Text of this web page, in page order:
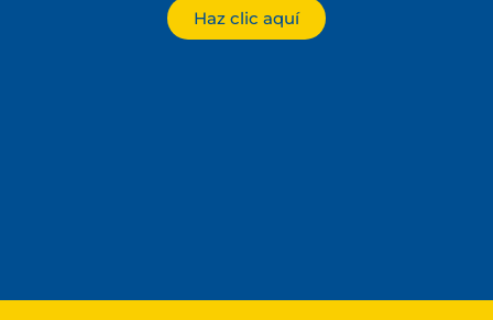
Haz clic aquí